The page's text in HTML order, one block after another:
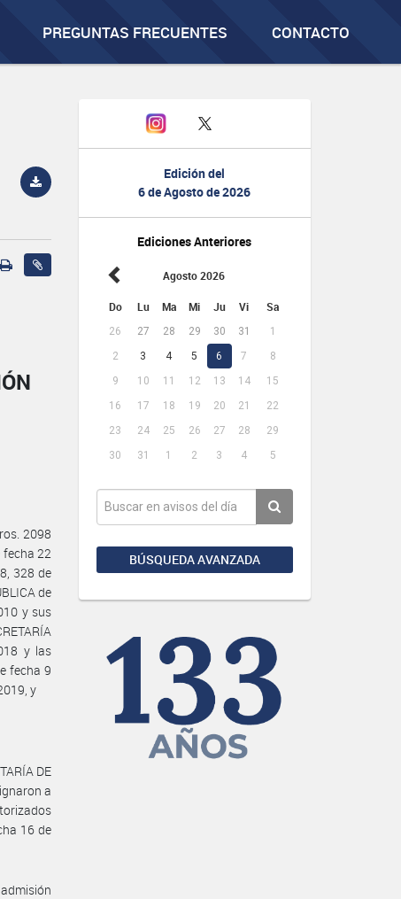
PREGUNTAS FRECUENTES CONTACTO
Edición del
6 de Agosto de 2026
Ediciones Anteriores
Agosto 2026
Do Lu Ma Mi Ju Vi Sa
26 27 28 29 30 31
1
2
3 4 5 6 7
8
9
10 11 12 13 14
15
16
17 18 19 20 21
22
23
24 25 26 27 28
29
30
31 1 2 3 4 5
BÚSQUEDA AVANZADA
2098
fecha 22
328 de
de
y sus
y las
fecha 9
y
DE
a
16 de